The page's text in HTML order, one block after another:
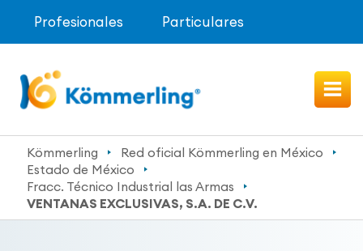
Profesionales Particulares
Kömmerling
Red oficial Kömmerling en México
Estado de México
Fracc. Técnico Industrial las Armas
VENTANAS EXCLUSIVAS, S.A. DE C.V.